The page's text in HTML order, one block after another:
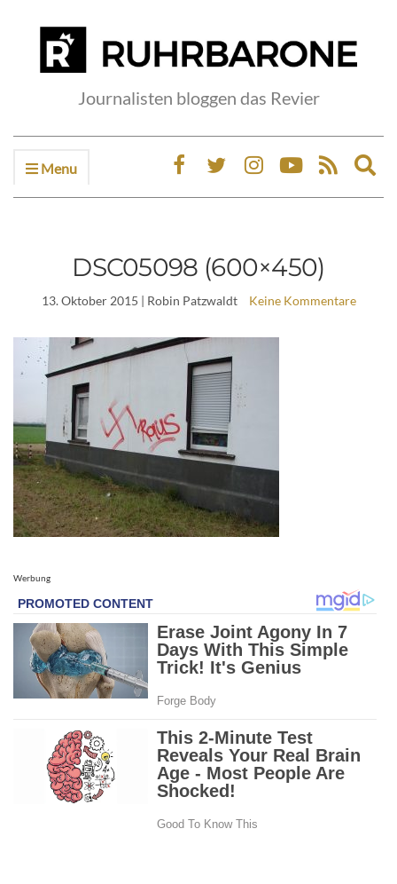
Journalisten bloggen das Revier
Menu
DSC05098 (600×450)
13. Oktober 2015 | Robin Patzwaldt Keine Kommentare
Werbung